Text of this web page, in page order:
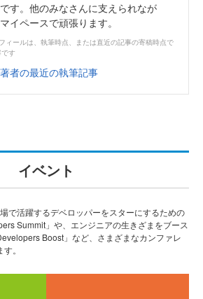
す。他のみなさんに支えられなが
イペースで頑張ります。
ィールは、執筆時点、または直近の記事の寄稿時点で
す
者の最近の執筆記事
イベント
で活躍するデベロッパーをスターにするための
Summit」や、エンジニアの生きざまをブース
Boost」など、さまざまなカンファレ
。